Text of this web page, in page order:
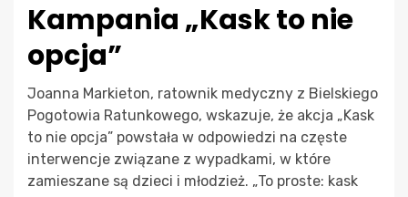
Kampania „Kask to nie
opcja”
Joanna Markieton, ratownik medyczny z Bielskiego
Pogotowia Ratunkowego, wskazuje, że akcja „Kask
to nie opcja” powstała w odpowiedzi na częste
interwencje związane z wypadkami, w które
zamieszane są dzieci i młodzież. „To proste: kask